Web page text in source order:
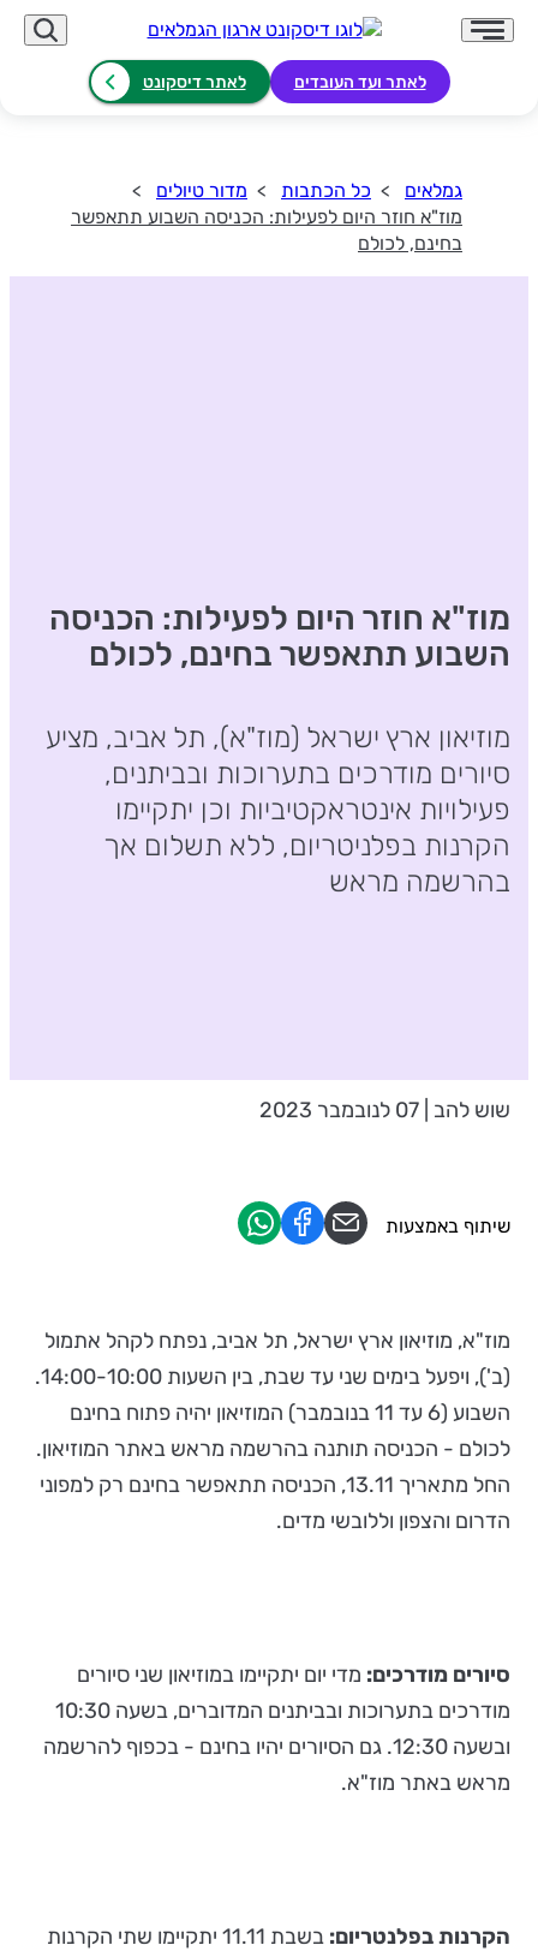
לאתר ועד העובדים לאתר דיסקונט
גמלאים כל הכתבות
מדור טיולים
מוז"א חוזר היום לפעילות: הכניסה השבוע תתאפשר
בחינם, לכולם
מוז"א חוזר היום לפעילות: הכניסה
השבוע תתאפשר בחינם, לכולם
מוזיאון ארץ ישראל (מוז"א), תל אביב, מציע
סיורים מודרכים בתערוכות ובביתנים,
פעילויות אינטראקטיביות וכן יתקיימו
הקרנות בפלניטריום, ללא תשלום אך
בהרשמה מראש
שוש להב | 07 לנובמבר 2023
מוז"א, מוזיאון ארץ ישראל, תל אביב, נפתח לקהל אתמול
(ב'), ויפעל בימים שני עד שבת, בין השעות 14:00-10:00.
השבוע (6 עד 11 בנובמבר) המוזיאון יהיה פתוח בחינם
לכולם - הכניסה תותנה בהרשמה מראש באתר המוזיאון.
החל מתאריך 13.11, הכניסה תתאפשר בחינם רק למפוני
הדרום והצפון וללובשי מדים.
סיורים מודרכים: מדי יום יתקיימו במוזיאון שני סיורים
מודרכים בתערוכות ובביתנים המדוברים, בשעה 10:30
ובשעה 12:30. גם הסיורים יהיו בחינם - בכפוף להרשמה
מראש באתר מוז"א.
הקרנות בפלנטריום:
בשבת 11.11 יתקיימו שתי הקרנות
שיתוף באמצעות